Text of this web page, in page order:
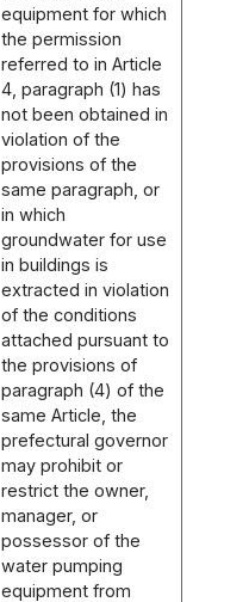
equipment for which
the permission
referred to in Article
4, paragraph (1) has
not been obtained in
violation of the
provisions of the
same paragraph, or
in which
groundwater for use
in buildings is
extracted in violation
of the conditions
attached pursuant to
the provisions of
paragraph (4) of the
same Article, the
prefectural governor
may prohibit or
restrict the owner,
manager, or
possessor of the
water pumping
equipment from